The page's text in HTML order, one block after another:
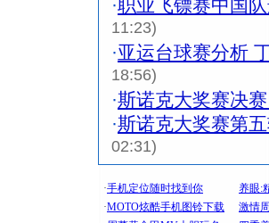
·职业飞镖赛中国
11:23)
·亚运台球赛分析
18:56)
·斯诺克大奖赛决
·斯诺克大奖赛第
02:31)